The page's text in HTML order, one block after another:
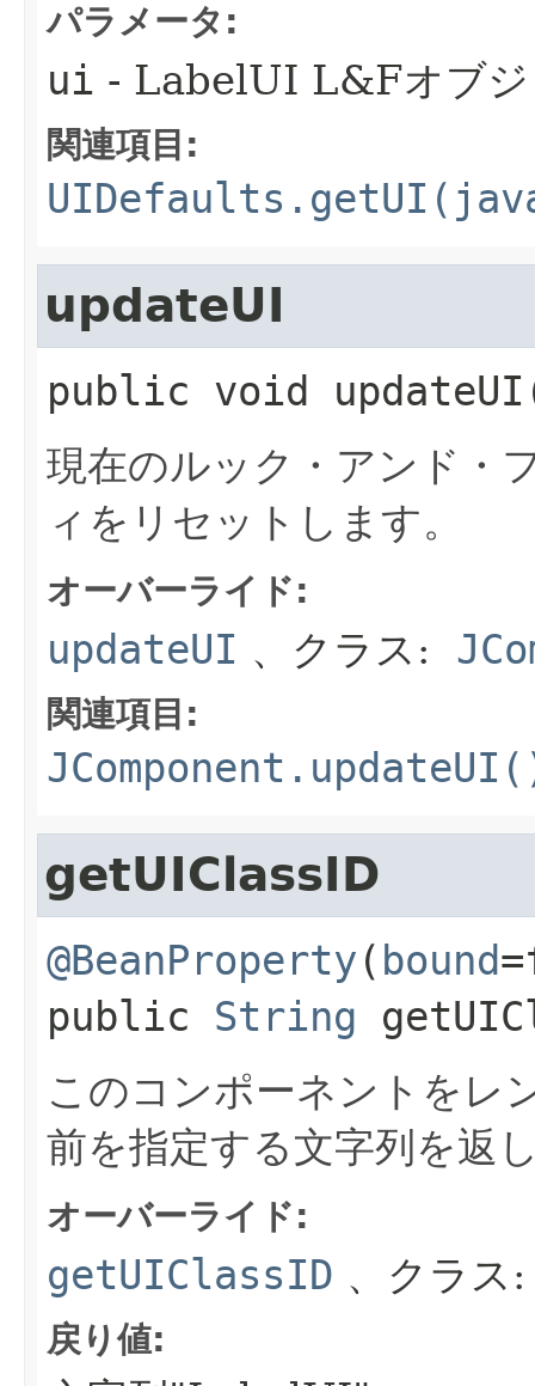
パラメータ:
ui - LabelUI L&Fオブジ
関連項目:
updateUI
public void updateUI
現在のルック・アンド・
ィをリセットします。
オーバーライド:
updateUI 、クラス:
関連項目:
getUIClassID
@BeanProperty(bound
public String
このコンポーネントをレ
前を指定する文字列を返
オーバーライド:
getUIClassID 、クラ
戻り値: